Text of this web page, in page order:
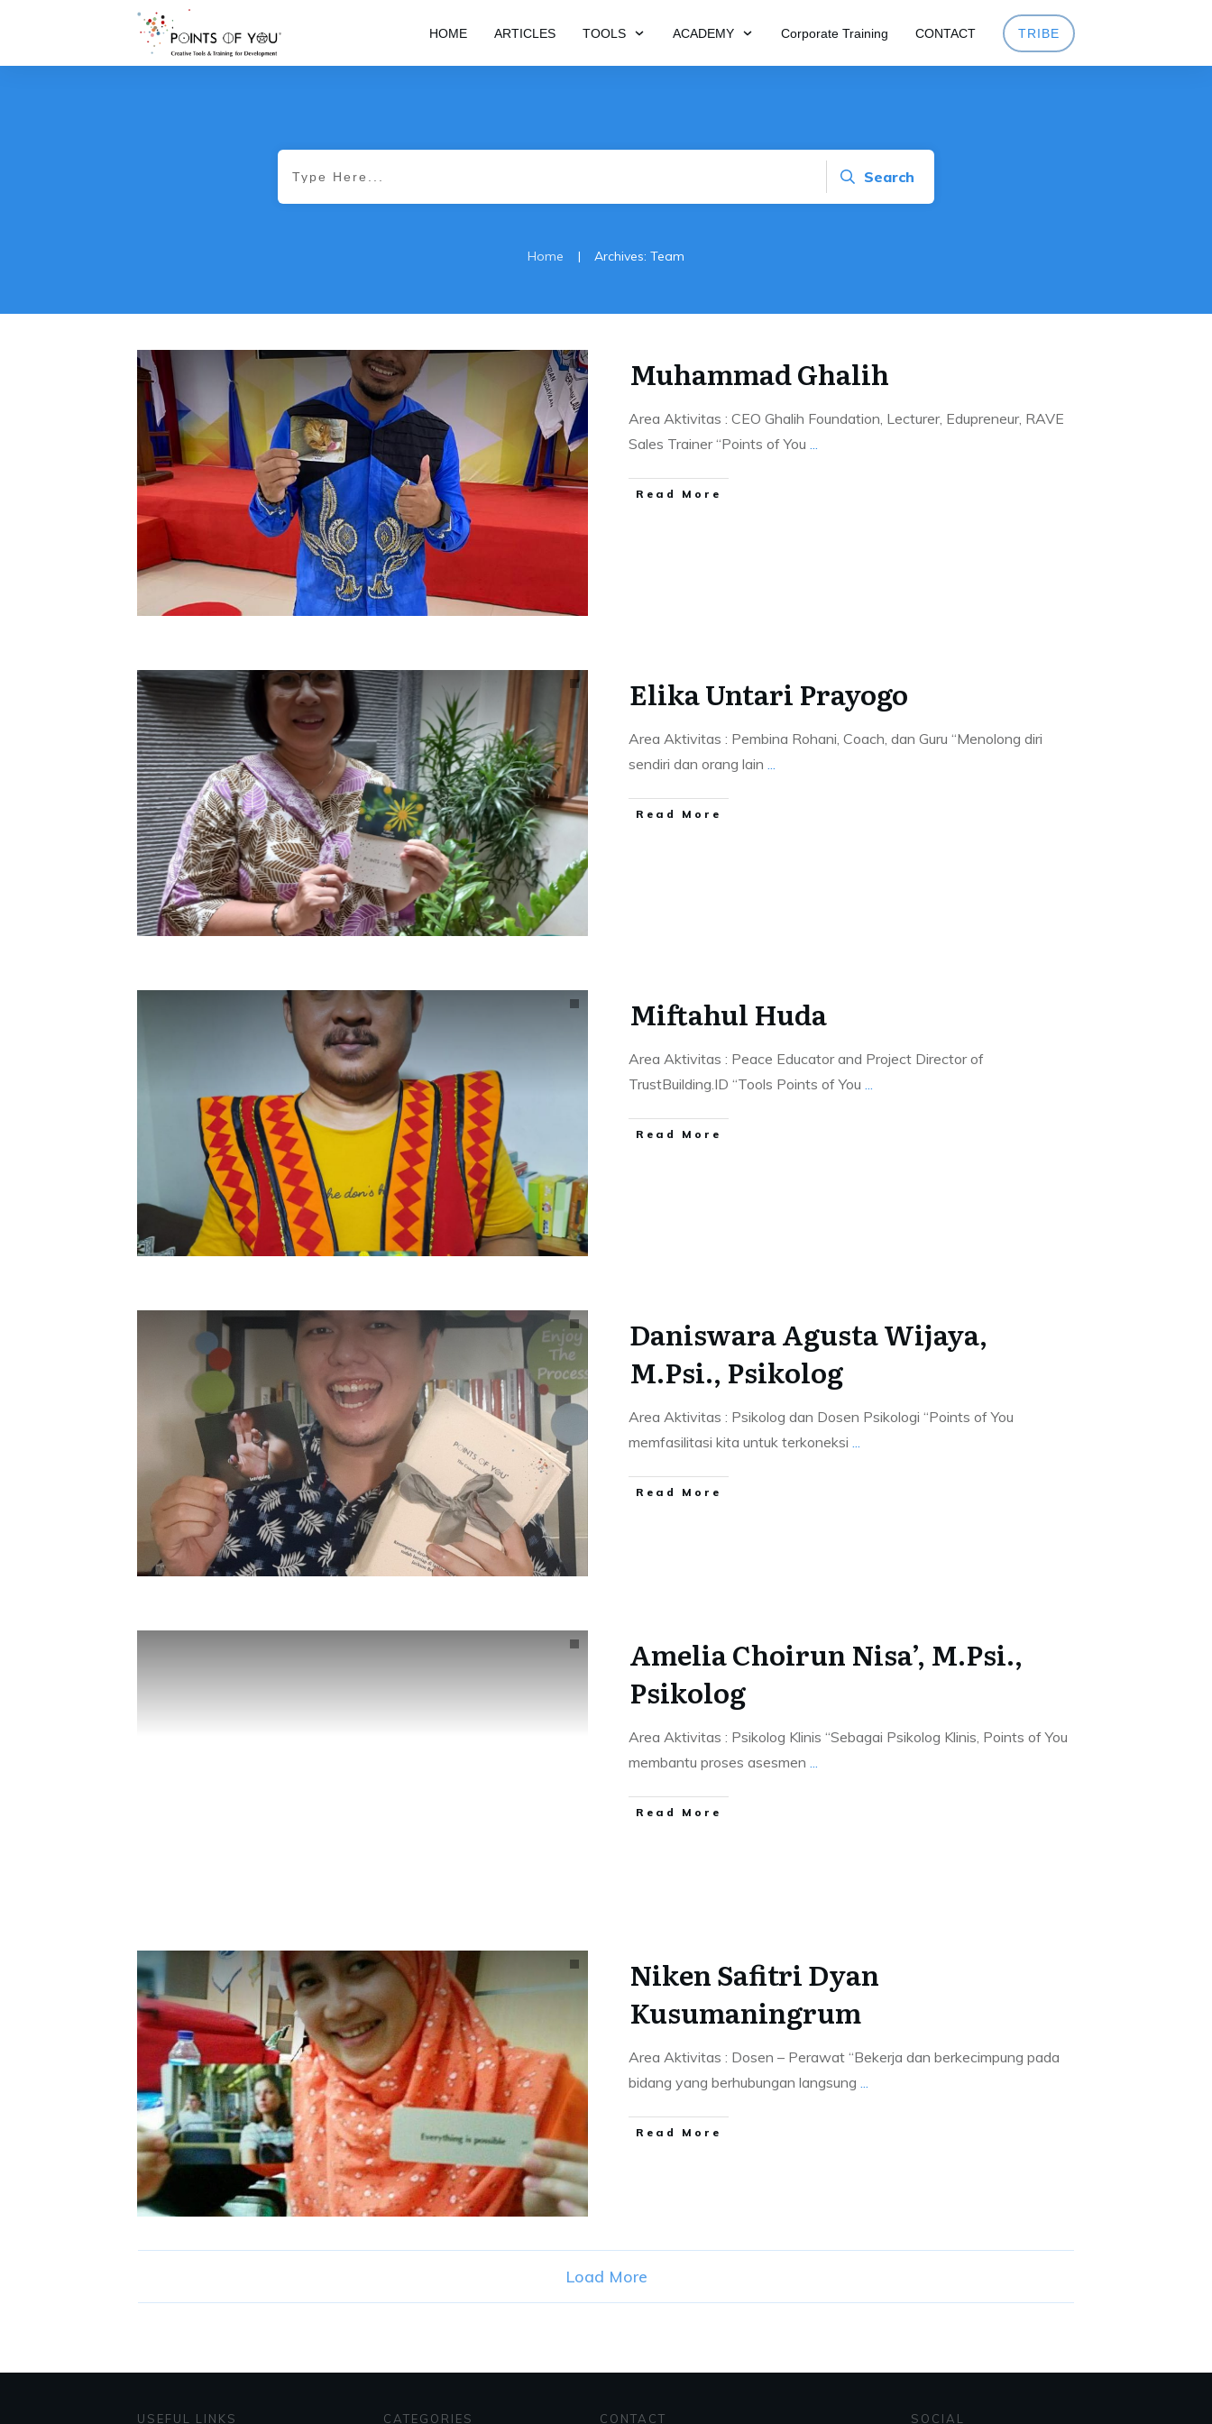
HOME ARTICLES TOOLS ACADEMY Corporate Training CONTACT TRIBE
Search
Home | Archives: Team
Muhammad Ghalih
Area Aktivitas : CEO Ghalih Foundation, Lecturer, Edupreneur, RAVE
Sales Trainer “Points of You ...
Read More
Elika Untari Prayogo
Area Aktivitas : Pembina Rohani, Coach, dan Guru “Menolong diri
sendiri dan orang lain ...
Read More
Miftahul Huda
Area Aktivitas : Peace Educator and Project Director of
TrustBuilding.ID “Tools Points of You ...
Read More
Daniswara Agusta Wijaya,
M.Psi., Psikolog
Area Aktivitas : Psikolog dan Dosen Psikologi “Points of You
memfasilitasi kita untuk terkoneksi ...
Read More
Amelia Choirun Nisa’, M.Psi.,
Psikolog
Area Aktivitas : Psikolog Klinis “Sebagai Psikolog Klinis, Points of You
membantu proses asesmen ...
Read More
Niken Safitri Dyan
Kusumaningrum
Area Aktivitas : Dosen – Perawat “Bekerja dan berkecimpung pada
bidang yang berhubungan langsung ...
Read More
Load More
USEFUL LINKS CATEGORIES CONTACT SOCIAL